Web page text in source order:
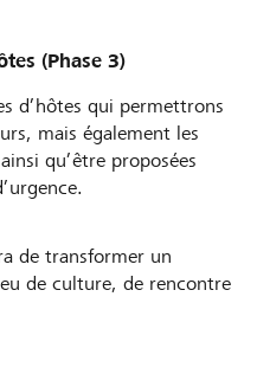
(Phase 3)
d’hôtes qui permettrons
mais également les
qu’être proposées
de transformer un
de culture, de rencontre